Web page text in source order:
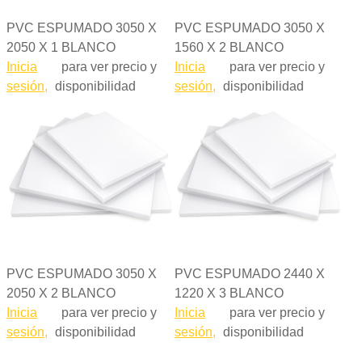
PVC ESPUMADO 3050 X
2050 X 1 BLANCO
Inicia
sesión,
para ver precio y
disponibilidad
PVC ESPUMADO 3050 X
1560 X 2 BLANCO
Inicia
sesión,
para ver precio y
disponibilidad
PVC ESPUMADO 3050 X
2050 X 2 BLANCO
Inicia
sesión,
para ver precio y
disponibilidad
PVC ESPUMADO 2440 X
1220 X 3 BLANCO
Inicia
sesión,
para ver precio y
disponibilidad